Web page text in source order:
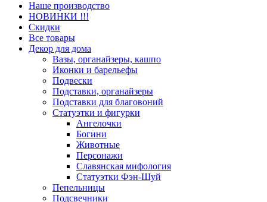
Наше производство
НОВИНКИ !!!
Скидки
Все товары
Декор для дома
Вазы, органайзеры, кашпо
Иконки и барельефы
Подвески
Подставки, органайзеры
Подставки для благовоний
Статуэтки и фигурки
Ангелочки
Богини
Животные
Персонажи
Славянская мифология
Статуэтки Фэн-Шуй
Пепельницы
Подсвечники